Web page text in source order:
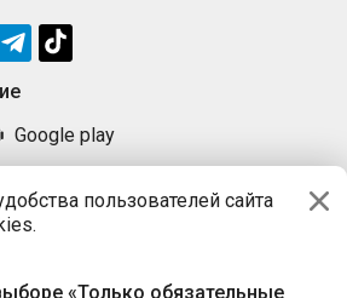
пользователей сайта
«Только обязательные
Google play
ООО «ПРАЦА БАЙ»